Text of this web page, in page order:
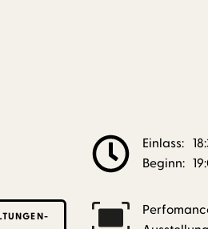
Einlass:
Beginn: